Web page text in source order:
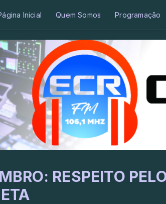
Inicial Quem Somos Programação
RESPEITO